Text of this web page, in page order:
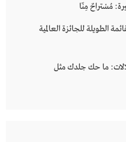
مُسْتراحٌ مِنّا
الطويلة للجائزة العالمية
ما حك جلدك مثل